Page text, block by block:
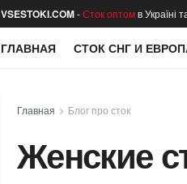
VSESTOKI.COM-Сток оптомв Україні
ГЛАВНАЯ СТОК СНГ И
Главная Блог про сток
Женские